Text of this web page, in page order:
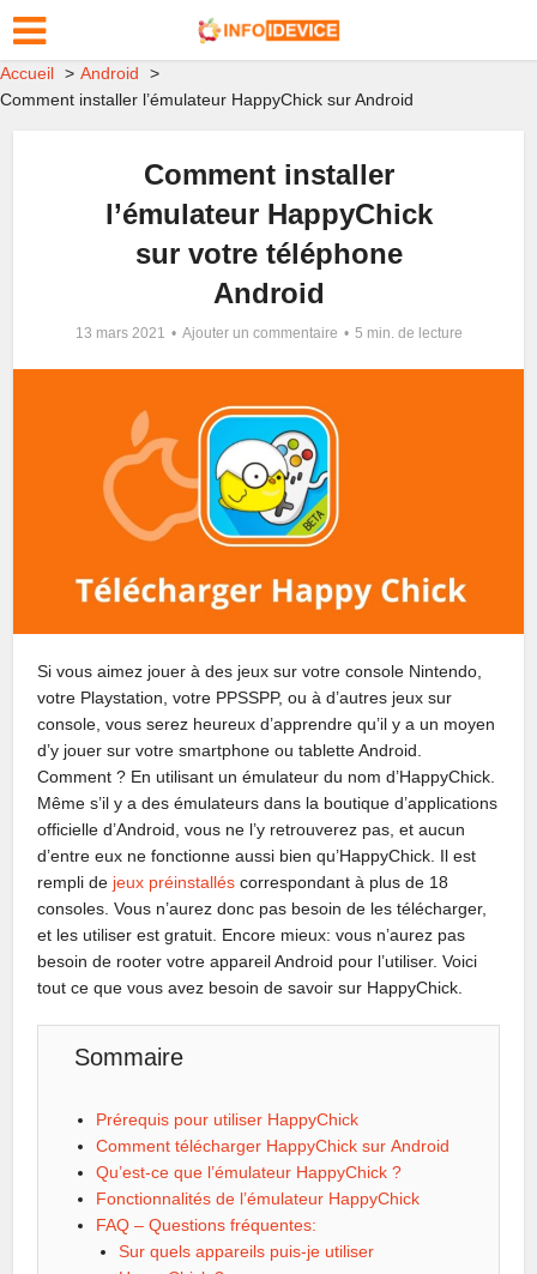
Accueil
Android
Comment installer l’émulateur HappyChick sur Android
Comment installer
l’émulateur HappyChick
sur votre téléphone
Android
13 mars 2021 Ajouter un commentaire 5 min. de lecture
Si vous aimez jouer à des jeux sur votre console Nintendo,
votre Playstation, votre PPSSPP, ou à d’autres jeux sur
console, vous serez heureux d’apprendre qu’il y a un moyen
d’y jouer sur votre smartphone ou tablette Android.
Comment ? En utilisant un émulateur du nom d’HappyChick.
Même s’il y a des émulateurs dans la boutique d’applications
officielle d’Android, vous ne l’y retrouverez pas, et aucun
d’entre eux ne fonctionne aussi bien qu’HappyChick. Il est
rempli de jeux préinstallés correspondant à plus de 18
consoles. Vous n’aurez donc pas besoin de les télécharger,
et les utiliser est gratuit. Encore mieux: vous n’aurez pas
besoin de rooter votre appareil Android pour l’utiliser. Voici
tout ce que vous avez besoin de savoir sur HappyChick.
Sommaire
Prérequis pour utiliser HappyChick
Comment télécharger HappyChick sur Android
Qu’est-ce que l’émulateur HappyChick ?
Fonctionnalités de l’émulateur HappyChick
FAQ – Questions fréquentes:
Sur quels appareils puis-je utiliser